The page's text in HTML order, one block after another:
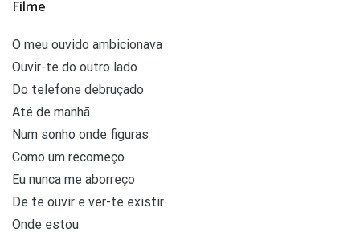
Filme
O meu ouvido ambicionava
Ouvir-te do outro lado
Do telefone debruçado
Até de manhã
Num sonho onde figuras
Como um recomeço
Eu nunca me aborreço
De te ouvir e ver-te existir
Onde estou